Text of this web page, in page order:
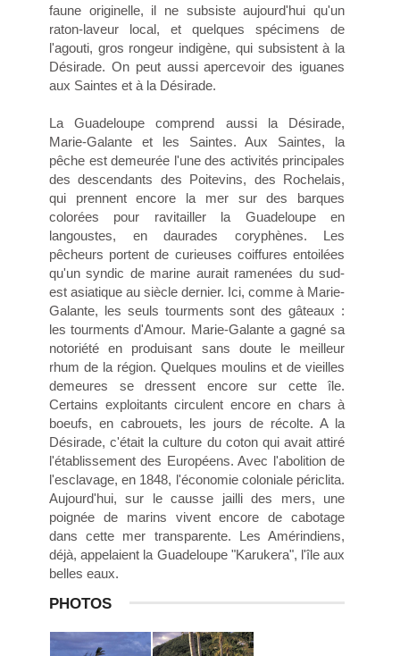
faune originelle, il ne subsiste aujourd'hui qu'un
raton-laveur local, et quelques spécimens de
l'agouti, gros rongeur indigène, qui subsistent à la
Désirade. On peut aussi apercevoir des iguanes
aux Saintes et à la Désirade.
La Guadeloupe comprend aussi la Désirade,
Marie-Galante et les Saintes. Aux Saintes, la
pêche est demeurée l'une des activités principales
des descendants des Poitevins, des Rochelais,
qui prennent encore la mer sur des barques
colorées pour ravitailler la Guadeloupe en
langoustes, en daurades coryphènes. Les
pêcheurs portent de curieuses coiffures entoilées
qu'un syndic de marine aurait ramenées du sud-
est asiatique au siècle dernier. Ici, comme à Marie-
Galante, les seuls tourments sont des gâteaux :
les tourments d'Amour. Marie-Galante a gagné sa
notoriété en produisant sans doute le meilleur
rhum de la région. Quelques moulins et de vieilles
demeures se dressent encore sur cette île.
Certains exploitants circulent encore en chars à
boeufs, en cabrouets, les jours de récolte. A la
Désirade, c'était la culture du coton qui avait attiré
l'établissement des Européens. Avec l'abolition de
l'esclavage, en 1848, l'économie coloniale périclita.
Aujourd'hui, sur le causse jailli des mers, une
poignée de marins vivent encore de cabotage
dans cette mer transparente. Les Amérindiens,
déjà, appelaient la Guadeloupe "Karukera", l'île aux
belles eaux.
PHOTOS